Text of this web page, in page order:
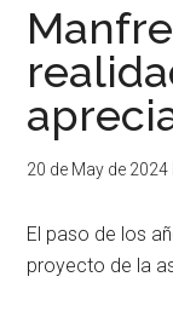
20 de May de 2024
El paso de los
proyecto de la